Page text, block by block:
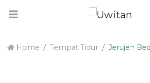
Home Tempat Tidur Jerujen